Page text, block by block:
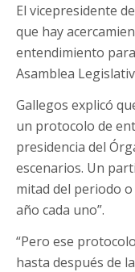
El vicepresidente
que hay
entendimiento
Asamblea
Gallegos explicó
un protocolo de
presidencia del
escenarios. Un
mitad del periodo
año cada uno”.
“Pero ese
hasta después de